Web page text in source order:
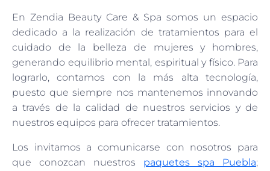
En Zendia Beauty Care & Spa somos un espacio
dedicado a la realización de tratamientos para el
cuidado de la belleza de mujeres y hombres,
generando equilibrio mental, espiritual y físico. Para
lograrlo, contamos con la más alta tecnología,
puesto que siempre nos mantenemos innovando
a través de la calidad de nuestros servicios y de
nuestros equipos para ofrecer tratamientos.
Los invitamos a comunicarse con nosotros para
que conozcan nuestros paquetes spa Puebla;